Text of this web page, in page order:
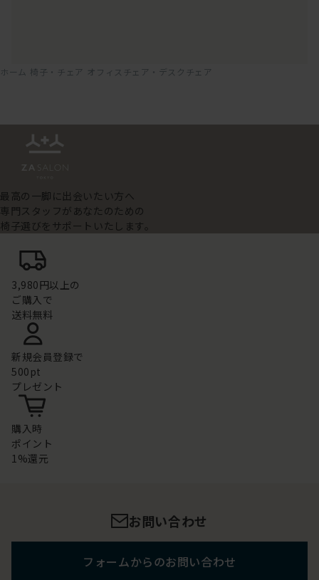
ホーム 椅子・チェア オフィスチェア・デスクチェア
最高の一脚に出会いたい方へ
専門スタッフがあなたのための
椅子選びをサポートいたします。
3,980円以上の
ご購入で
送料無料
新規会員登録で
500pt
プレゼント
購入時
ポイント
1%還元
お問い合わせ
フォームからのお問い合わせ